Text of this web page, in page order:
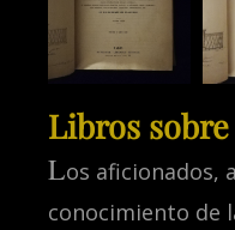
Libros
Los aficionados,
conocimiento de